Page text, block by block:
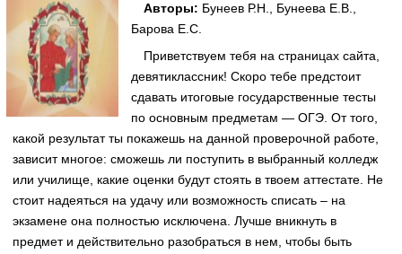
Авторы: Бунеев Р.Н., Бунеева Е.В.,
Барова Е.С.
Приветствуем тебя на страницах сайта,
девятиклассник! Скоро тебе предстоит
сдавать итоговые государственные тесты
по основным предметам — ОГЭ. От того,
какой результат ты покажешь на данной проверочной работе,
зависит многое: сможешь ли поступить в выбранный колледж
или училище, какие оценки будут стоять в твоем аттестате. Не
стоит надеяться на удачу или возможность списать – на
экзамене она полностью исключена. Лучше вникнуть в
предмет и действительно разобраться в нем, чтобы быть